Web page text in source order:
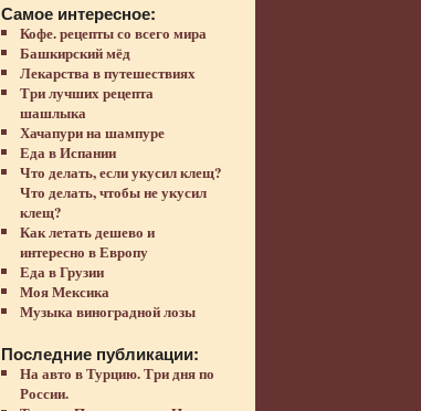
Самое интересное:
Кофе. рецепты со всего мира
Башкирский мёд
Лекарства в путешествиях
Три лучших рецепта
шашлыка
Хачапури на шампуре
Еда в Испании
Что делать, если укусил клещ?
Что делать, чтобы не укусил
клещ?
Как летать дешево и
интересно в Европу
Еда в Грузии
Моя Мексика
Музыка виноградной лозы
Последние публикации:
На авто в Турцию. Три дня по
России.